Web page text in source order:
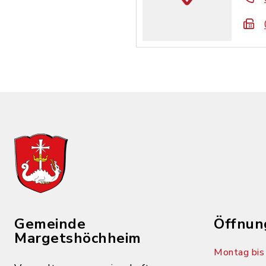
Gemeinde
Margetshöchheim
Montag